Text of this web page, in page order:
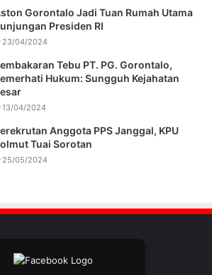
Gorontalo Jadi Tuan Rumah Utama
Presiden RI
23/04/2024
Tebu PT. PG. Gorontalo,
Hukum: Sungguh Kejahatan
13/04/2024
Anggota PPS Janggal, KPU
Tuai Sorotan
25/05/2024